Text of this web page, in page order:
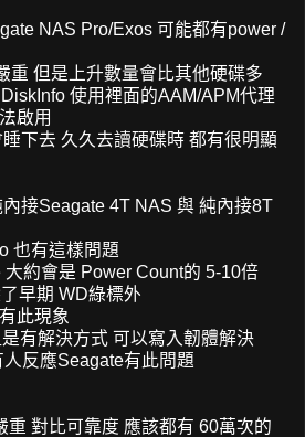
NAS Pro/Exos 可能都有power /
重 但是上升數量會比其他硬碟多
使用裡面的AAM/APM代理
啟用
下去 久久去讀硬碟時 都有很明顯
接Seagate 4T NAS 與 純內接8T
也有這樣問題
約會是 Power Count的 5-10倍
早期 WD綠標外
此現象
有解決方式 可以寫入韌體解決
反應Seagate有此問題
重 對比可靠度 應該都有 60萬次的